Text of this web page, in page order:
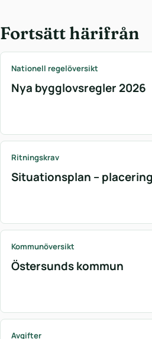
Fortsätt härifrån
Nationell regelöversikt
Nya bygglovsregler 2026
Ritningskrav
Situationsplan –
Kommunöversikt
Östersunds kommun
Avgifter